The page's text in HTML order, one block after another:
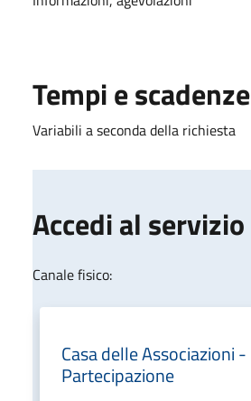
Tempi e scadenze
Variabili a seconda della richiesta
Accedi al servizio
Canale fisico:
Casa delle Associazioni -
Partecipazione